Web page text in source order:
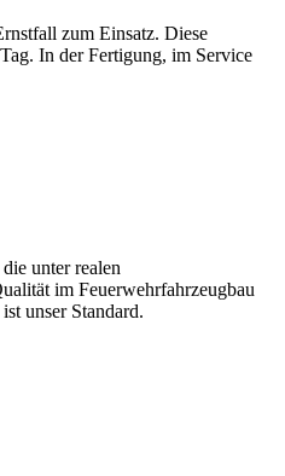
zum Einsatz. Diese
In der Fertigung, im Service
unter realen
im Feuerwehrfahrzeugbau
unser Standard.